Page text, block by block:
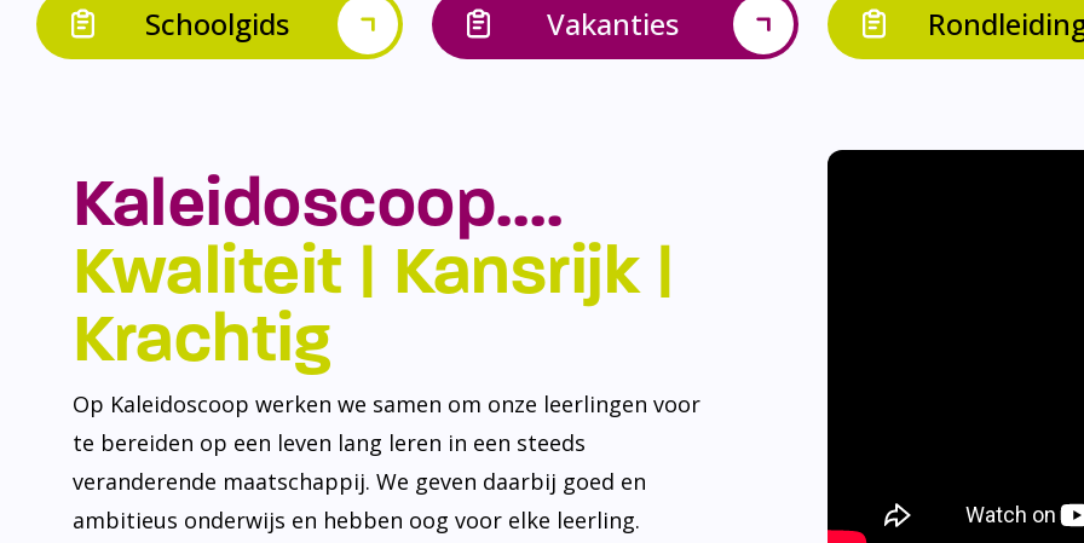
Schoolgids Vakanties
Kaleidoscoop….
Kwaliteit | Kansrijk |
Krachtig
Op Kaleidoscoop werken we samen om onze leerlingen voor
te bereiden op een leven lang leren in een steeds
veranderende maatschappij. We geven daarbij goed en
ambitieus onderwijs en hebben oog voor elke leerling.